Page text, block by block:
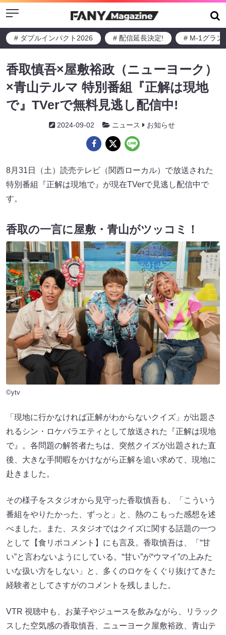
Menu
# ダブルインパクト2026 # 配信延長決定! # M-1グラン
香取慎吾×屋敷裕政（ニューヨーク）
×青山テルマ 特別番組『正解は現地
で』TVerで無料見逃し配信中!
2024-09-02 ニュース お知らせ
8月31日（土）読売テレビ（関西ローカル）で放送された
特別番組『正解は現地で』が現在TVerで見逃し配信中で
す。
香取の一言に屋敷・青山がツッコミ！
©ytv
「現地に行かなければ正解がわからないクイズ」が出題さ
れるシン・ロケバラエティとして放送された『正解は現地
で』。各問題の解答者たちは、突然クイズが出題された直
後、大きな手間暇をかけながら正解を追い求めて、現地に
赴きました。
その様子をスタジオから見守った香取慎吾も、「こういう
番組をやりたかった、ずっと」と、熱のこもった感想を述
べました。また、スタジオではクイズに関する話題の一つ
として【食リポコメント】にも言及。香取慎吾は、「“甘
い”と言わないようにしている。“甘い”が“ウマイ”の上みた
いな扱い方をしない」と、多くのロケをくぐり抜けてきた
経験者としてさすがのコメントを残しました。
VTR 視聴中も、お菓子やジュースを飲みながら、リラック
スした空気感の香取慎吾、ニューヨーク屋敷裕政、青山テ